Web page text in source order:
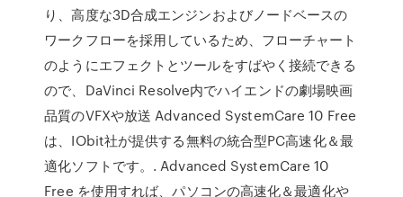
り、高度な3D合成エンジンおよびノードベースの
ワークフローを採用しているため、フローチャート
のようにエフェクトとツールをすばやく接続できる
ので、DaVinci Resolve内でハイエンドの劇場映画
品質のVFXや放送 Advanced SystemCare 10 Free
は、IObit社が提供する無料の統合型PC高速化＆最
適化ソフトです。. Advanced SystemCare 10
Free を使用すれば、パソコンの高速化＆最適化や